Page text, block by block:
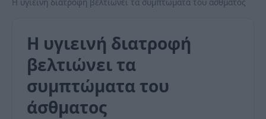
Η υγιεινή διατροφή
βελτιώνει τα
συμπτώματα του
άσθματος